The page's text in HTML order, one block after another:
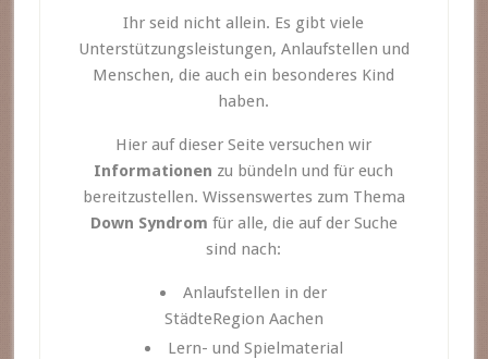
Ihr seid nicht allein. Es gibt viele
Unterstützungsleistungen, Anlaufstellen und
Menschen, die auch ein besonderes Kind
haben.
Hier auf dieser Seite versuchen wir
Informationen zu bündeln und für euch
bereitzustellen. Wissenswertes zum Thema
Down Syndrom für alle, die auf der Suche
sind nach:
Anlaufstellen in der
StädteRegion Aachen
Lern- und Spielmaterial